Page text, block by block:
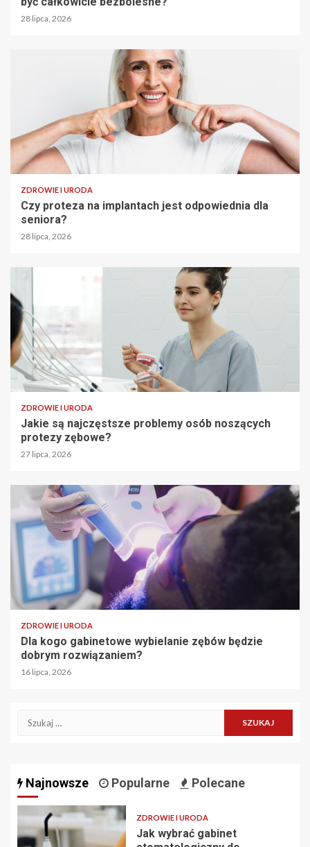
28 lipca, 2026
ZDROWIE I URODA
Czy proteza na implantach jest odpowiednia dla
seniora?
28 lipca, 2026
ZDROWIE I URODA
Jakie są najczęstsze problemy osób noszących
protezy zębowe?
27 lipca, 2026
ZDROWIE I URODA
Dla kogo gabinetowe wybielanie zębów będzie
dobrym rozwiązaniem?
16 lipca, 2026
Szukaj:
Najnowsze Popularne Polecane
ZDROWIE I URODA
Jak wybrać gabinet